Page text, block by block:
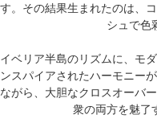
す。その結果生まれたのは、
シュで色
イベリア半島のリズムに、モ
ンスパイアされたハーモニー
ながら、大胆なクロスオーバ
衆の両方を魅了